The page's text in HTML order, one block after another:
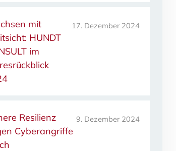
mit
HUNDT
im
17. Dezember 2024
Resilienz
Cyberangriffe
9. Dezember 2024